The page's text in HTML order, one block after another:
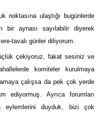
noktasına ulaştığı bugünlerde
aynası sayılabilir diyerek
tavalı günler diliyorum.
çekiyoruz, fakat sesiniz ve
komiteler kurulmaya
çalışsa da pek çok yerde
ediyormuş. Ayrıca forumları
eylemlerini duyduk, bizi çok